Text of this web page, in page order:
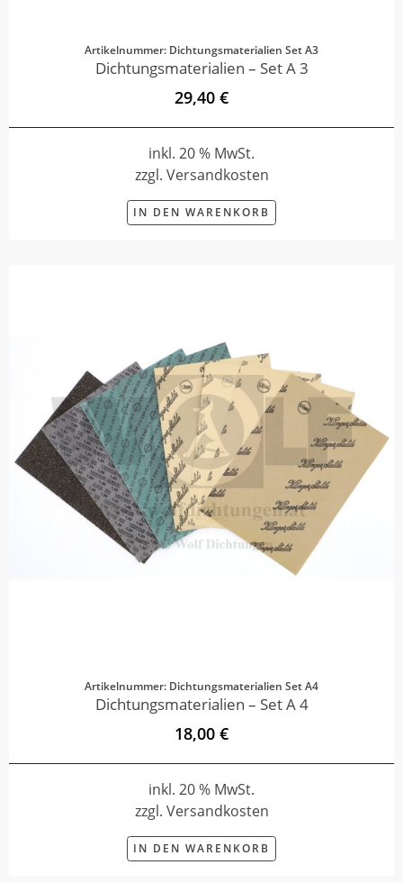
Artikelnummer: Dichtungsmaterialien Set A3
Dichtungsmaterialien – Set A 3
29,40 €
inkl. 20 % MwSt.
zzgl. Versandkosten
IN DEN WARENKORB
Artikelnummer: Dichtungsmaterialien Set A4
Dichtungsmaterialien – Set A 4
18,00 €
inkl. 20 % MwSt.
zzgl. Versandkosten
IN DEN WARENKORB